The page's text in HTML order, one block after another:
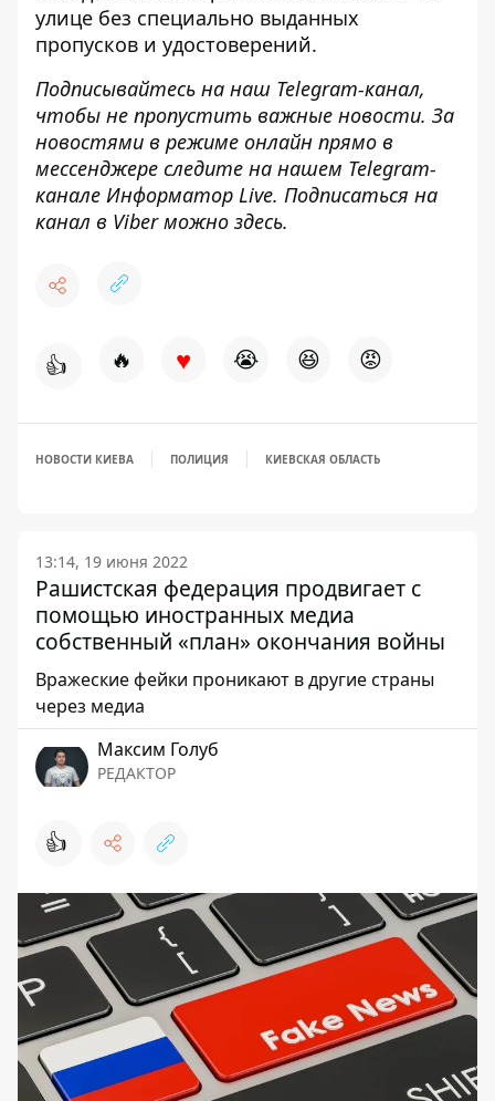
улице без специально выданных
пропусков и удостоверений.
Подписывайтесь на наш Telegram-канал,
чтобы не пропустить важные новости. За
новостями в режиме онлайн прямо в
мессенджере следите на нашем Telegram-
канале Информатор Live. Подписаться на
канал в Viber можно здесь.
👍 🔥 ♥ 😭 😆 😡
НОВОСТИ КИЕВА ПОЛИЦИЯ КИЕВСКАЯ ОБЛАСТЬ
13:14, 19 июня 2022
Рашистская федерация продвигает с
помощью иностранных медиа
собственный «план» окончания войны
Вражеские фейки проникают в другие страны
через медиа
Максим Голуб
РЕДАКТОР
👍